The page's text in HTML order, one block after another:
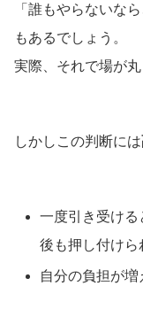
「誰もやらないな
もあるでしょう。
実際、それで場が
しかしこの判断には
一度引き受け
後も押し付けら
自分の負担が